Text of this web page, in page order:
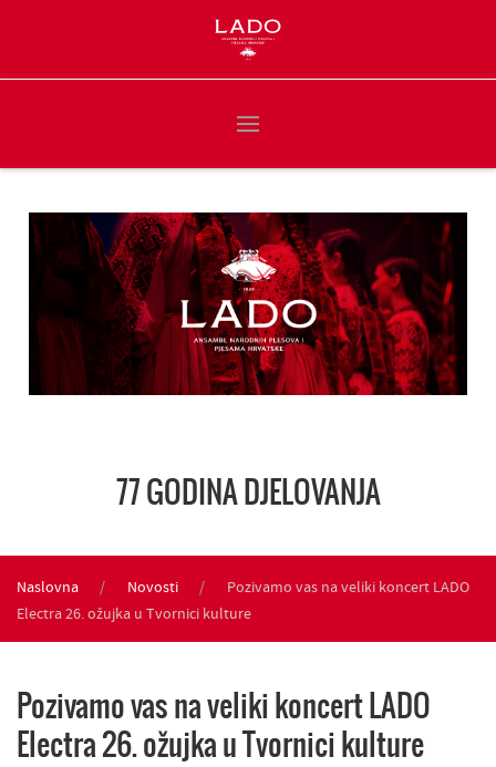
77 GODINA DJELOVANJA
Naslovna Novosti
Pozivamo vas na veliki koncert LADO
Electra 26. ožujka u Tvornici kulture
Pozivamo vas na veliki koncert LADO
Electra 26. ožujka u Tvornici kulture